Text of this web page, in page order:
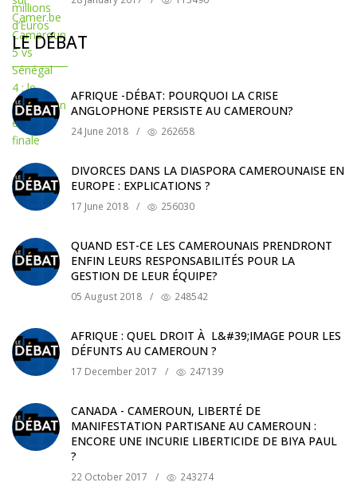
LE DÉBAT
AFRIQUE -DÉBAT: POURQUOI LA CRISE
ANGLOPHONE PERSISTE AU CAMEROUN?
24 June 2018 / 262658
DIVORCES DANS LA DIASPORA CAMEROUNAISE EN
EUROPE : EXPLICATIONS ?
17 June 2018 / 256030
QUAND EST-CE LES CAMEROUNAIS PRENDRONT
ENFIN LEURS RESPONSABILITÉS POUR LA
GESTION DE LEUR ÉQUIPE?
05 August 2018 / 248542
AFRIQUE : QUEL DROIT À L&#39;IMAGE POUR LES
DÉFUNTS AU CAMEROUN ?
17 December 2017 / 247139
CANADA - CAMEROUN, LIBERTÉ DE
MANIFESTATION PARTISANE AU CAMEROUN :
ENCORE UNE INCURIE LIBERTICIDE DE BIYA PAUL
?
22 October 2017 / 243274